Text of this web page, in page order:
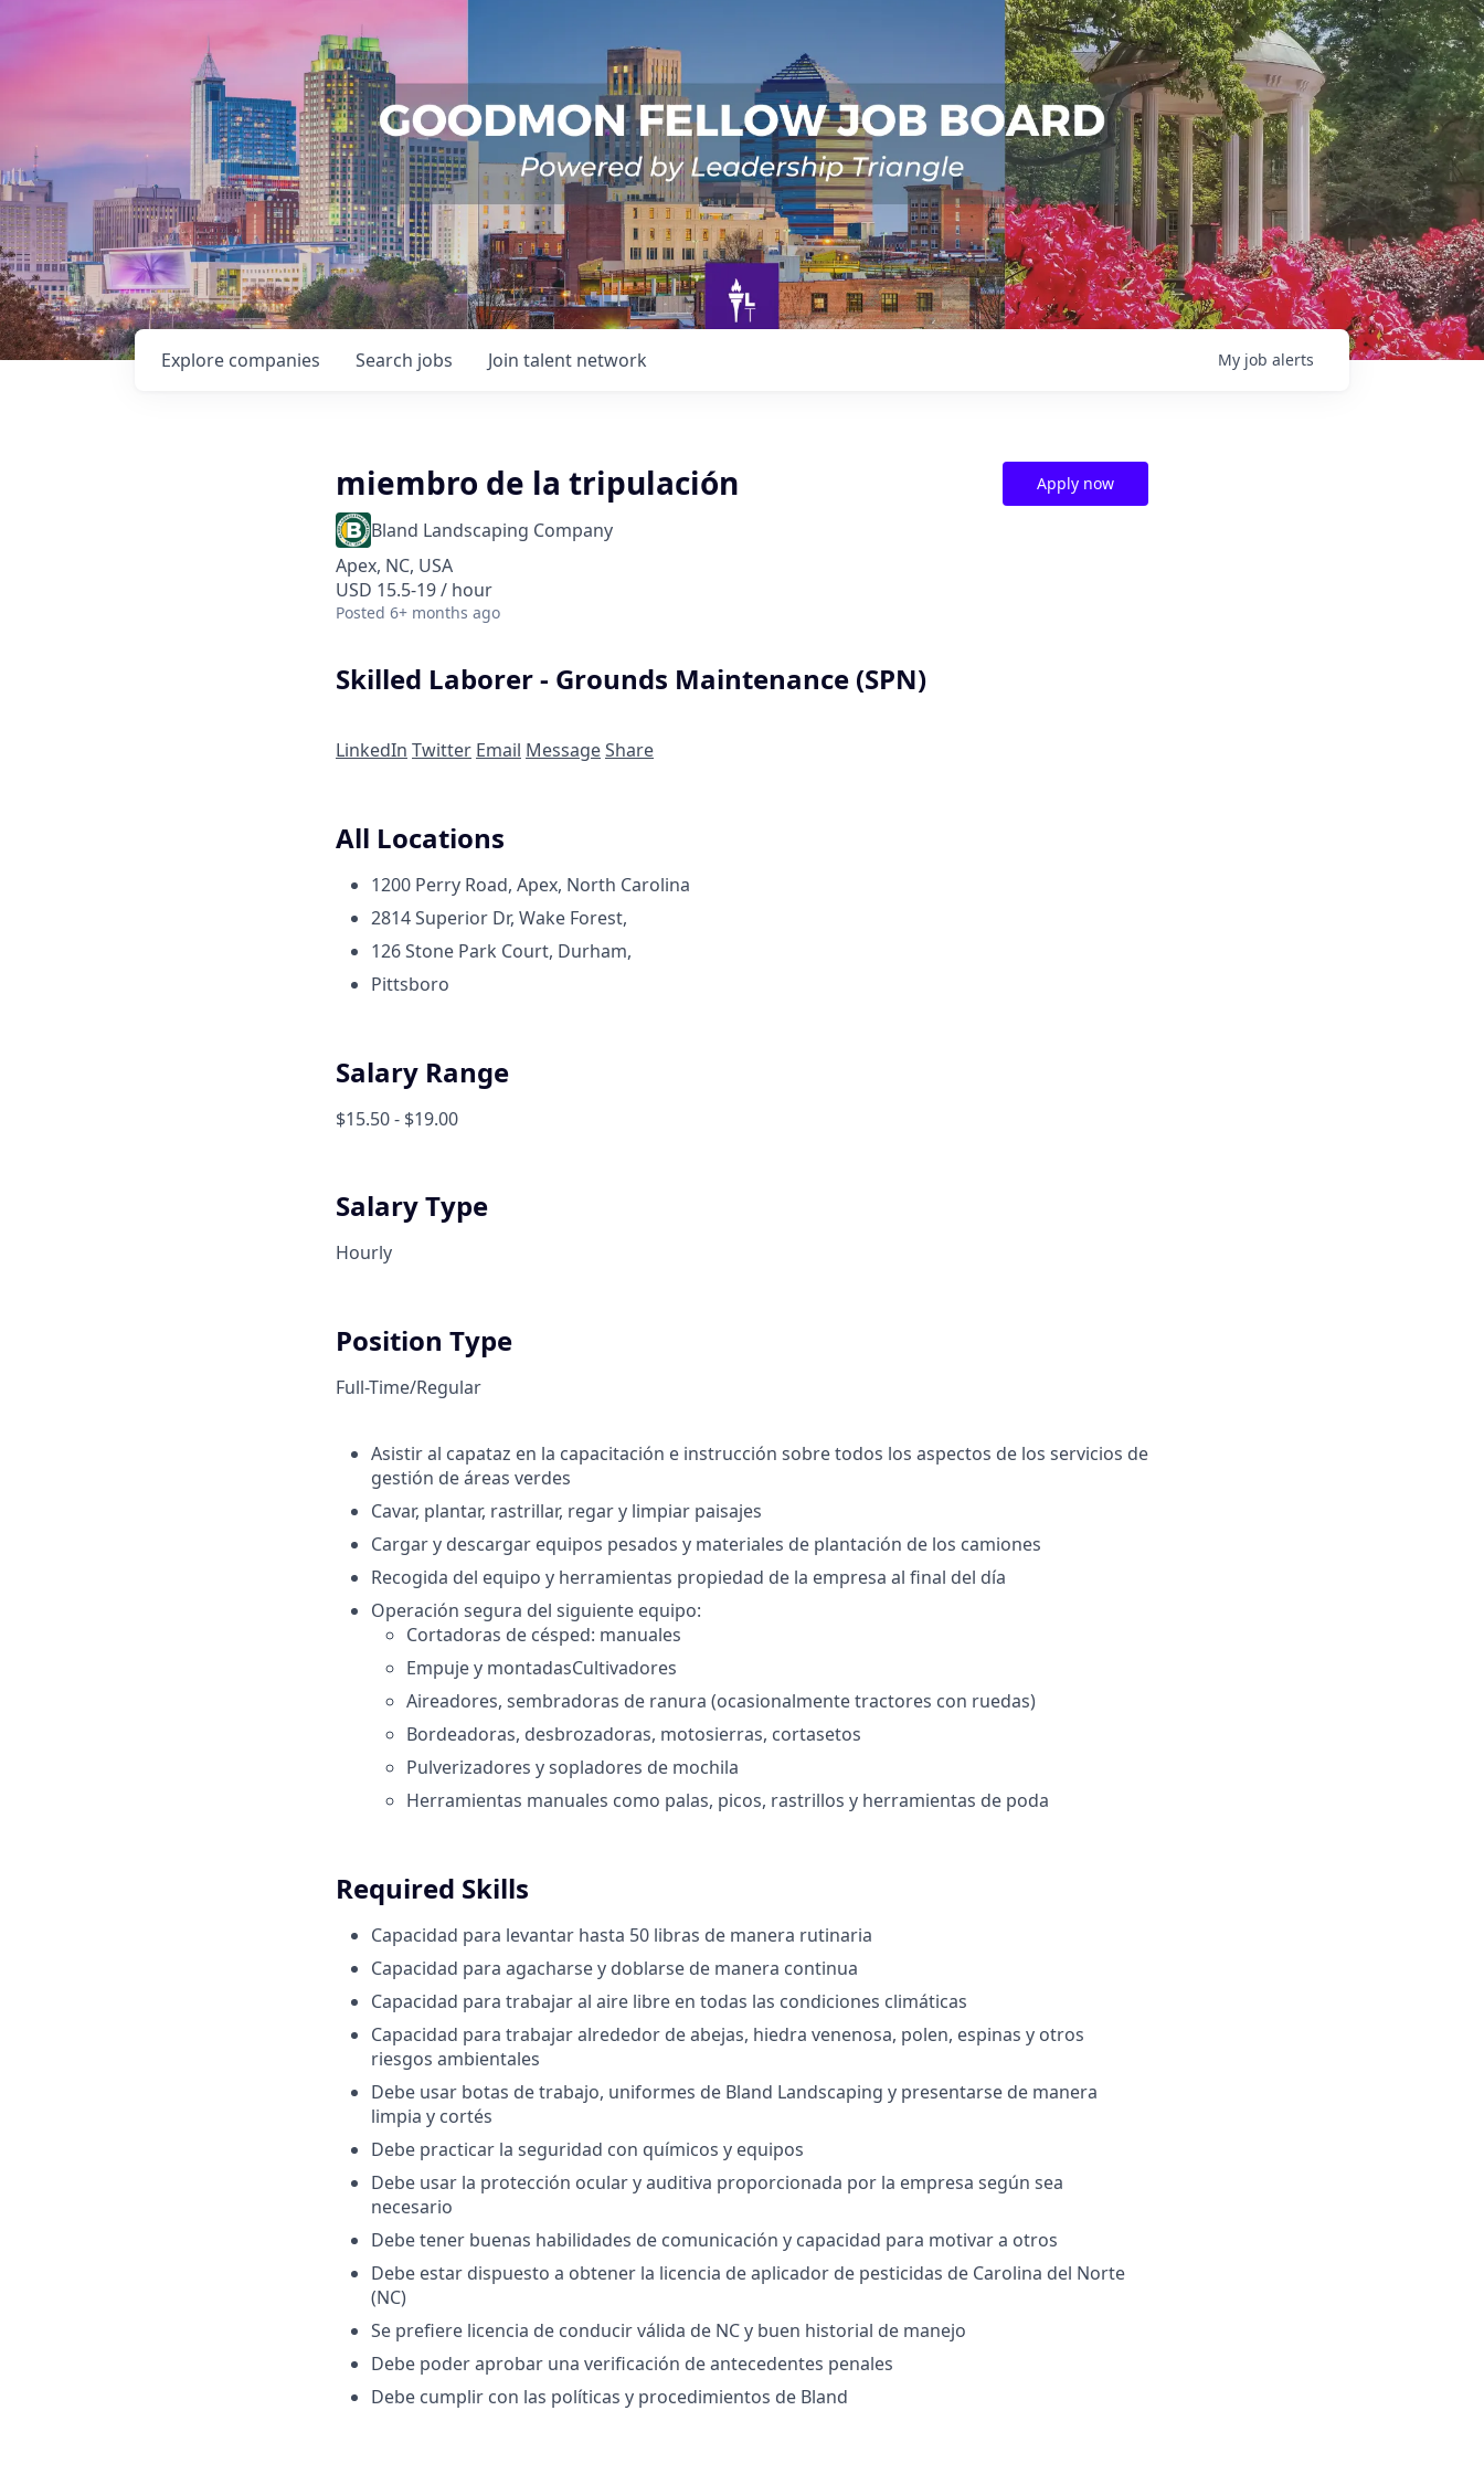
Search jobs
Explore companies Join talent network My job alerts
miembro de la tripulación
Bland Landscaping Company
Apex, NC, USA
USD 15.5-19 / hour
Posted 6+ months ago
Apply now
Skilled Laborer - Grounds Maintenance (SPN)
LinkedIn Twitter Email MessageShare
All Locations
1200 Perry Road, Apex, North Carolina
2814 Superior Dr, Wake Forest,
126 Stone Park Court, Durham,
Pittsboro
Salary Range
$15.50 - $19.00
Salary Type
Hourly
Position Type
Full-Time/Regular
Asistir al capataz en la capacitación e instrucción sobre todos los aspectos de los servicios de
gestión de áreas verdes
Cavar, plantar, rastrillar, regar y limpiar paisajes
Cargar y descargar equipos pesados y materiales de plantación de los camiones
Recogida del equipo y herramientas propiedad de la empresa al final del día
Operación segura del siguiente equipo:
Cortadoras de césped: manuales
Empuje y montadasCultivadores
Aireadores, sembradoras de ranura (ocasionalmente tractores con ruedas)
Bordeadoras, desbrozadoras, motosierras, cortasetos
Pulverizadores y sopladores de mochila
Herramientas manuales como palas, picos, rastrillos y herramientas de poda
Required Skills
Capacidad para levantar hasta 50 libras de manera rutinaria
Capacidad para agacharse y doblarse de manera continua
Capacidad para trabajar al aire libre en todas las condiciones climáticas
Capacidad para trabajar alrededor de abejas, hiedra venenosa, polen, espinas y otros
riesgos ambientales
Debe usar botas de trabajo, uniformes de Bland Landscaping y presentarse de manera
limpia y cortés
Debe practicar la seguridad con químicos y equipos
Debe usar la protección ocular y auditiva proporcionada por la empresa según sea
necesario
Debe tener buenas habilidades de comunicación y capacidad para motivar a otros
Debe estar dispuesto a obtener la licencia de aplicador de pesticidas de Carolina del Norte
(NC)
Se prefiere licencia de conducir válida de NC y buen historial de manejo
Debe poder aprobar una verificación de antecedentes penales
Debe cumplir con las políticas y procedimientos de Bland